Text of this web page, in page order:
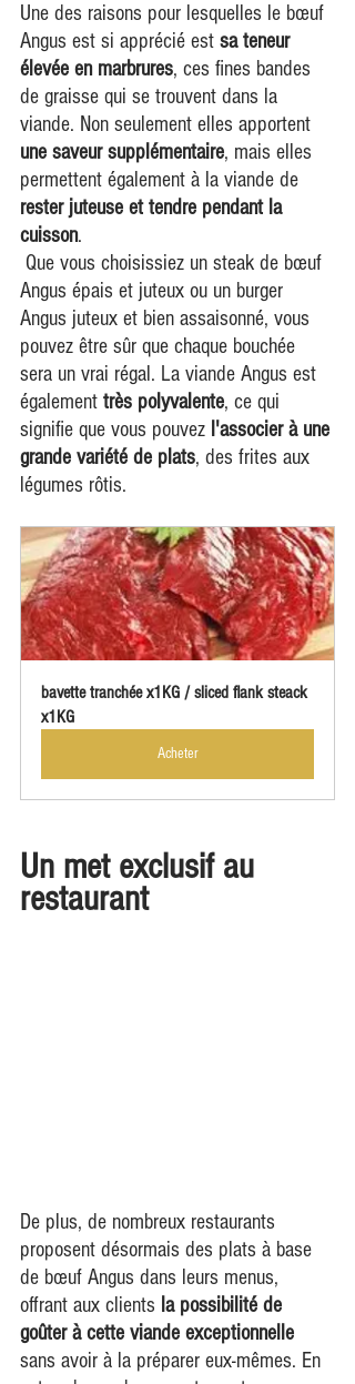
Une des raisons pour lesquelles le bœuf
Angus est si apprécié est sa teneur
élevée en marbrures, ces fines bandes
de graisse qui se trouvent dans la
viande. Non seulement elles apportent
une saveur supplémentaire, mais elles
permettent également à la viande de
rester juteuse et tendre pendant la
cuisson.
Angus épais et juteux ou un burger
Angus juteux et bien assaisonné, vous
pouvez être sûr que chaque bouchée
sera un vrai régal. La viande Angus est
également très polyvalente, ce qui
signifie que vous pouvez l'associer à une
grande variété de plats, des frites aux
légumes rôtis.
bavette tranchée x1KG / sliced flank steack
x1KG
Acheter
Un met exclusif au
restaurant
De plus, de nombreux restaurants
proposent désormais des plats à base
de bœuf Angus dans leurs menus,
offrant aux clients la possibilité de
goûter à cette viande exceptionnelle
sans avoir à la préparer eux-mêmes. En